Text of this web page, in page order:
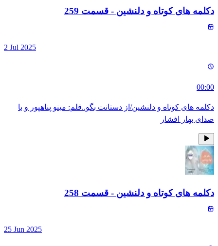
دکلمه های کوتاه و دلنشین - قسمت 259
2 Jul 2025
00:00
دکلمه های کوتاه و دلنشین/از دستانت بگو..قلم: مینو پناهپور و با
صدای بهار افشار
دکلمه های کوتاه و دلنشین - قسمت 258
25 Jun 2025